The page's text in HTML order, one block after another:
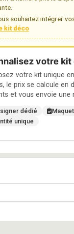
souhaitez intégrer
kit déco
votre kit
votre kit unique
le prix se calcule en
et vous envoie
dédié
unique